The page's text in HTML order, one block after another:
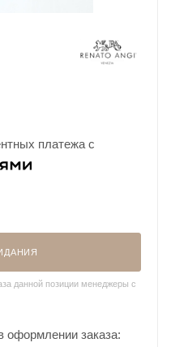
платежа с
данной позиции менеджеры с
оформлении заказа: